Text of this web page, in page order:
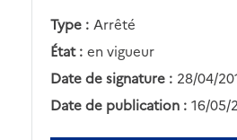
Type : Arrêté
État : en vigueur
Date de signature : 28/04/
Date de publication : 16/05/